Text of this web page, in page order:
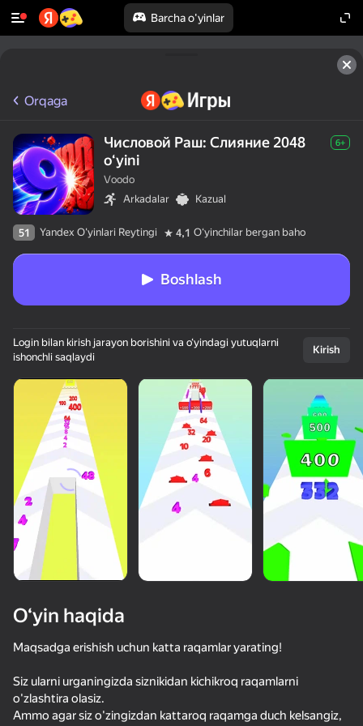
Barcha o'yinlar
50+ top o‘yinlar, ularni o‘ynaydilar
hatto «o‘ynamaydigan» odamlar ham
Закрась Арену
Слияние Спиннеров
70
Резиновый мяч 3D
Orqaga
Числовой Раш: Слияние 2048
oʻyini
6+
Voodo
Arkadalar
Kazual
51 Yandex O'yinlari Reytingi 4,1 Oʻyinchilar bergan baho
Boshlash
Login bilan kirish jarayon borishini va o‘yindagi yutuqlarni
ishonchli saqlaydi
Kirish
O‘yin haqida
Maqsadga erishish uchun katta raqamlar yarating!
Siz ularni urganingizda siznikidan kichikroq raqamlarni
o'zlashtira olasiz.
Ammo agar siz o'zingizdan kattaroq raqamga duch kelsangiz,